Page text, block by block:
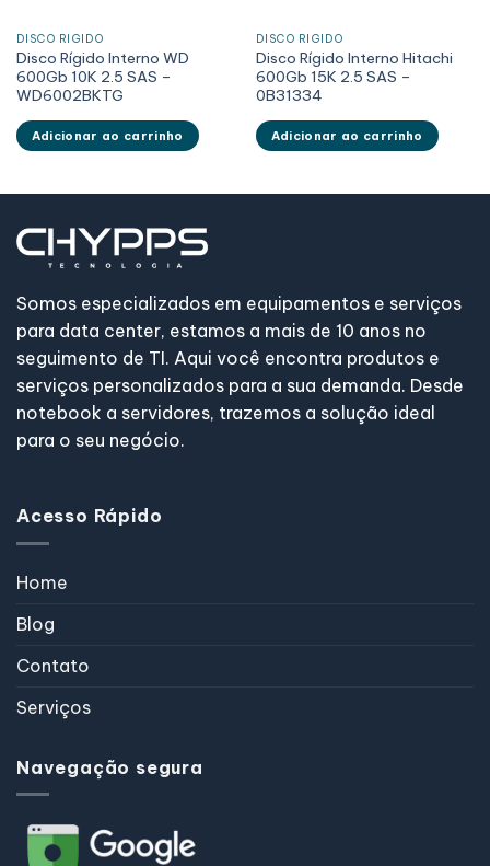
DISCO RÍGIDO
Disco Rígido Interno WD
600Gb 10K 2.5 SAS –
WD6002BKTG
Adicionar ao carrinho
DISCO RÍGIDO
Disco Rígido Interno Hitachi
600Gb 15K 2.5 SAS –
0B31334
Adicionar ao carrinho
Somos especializados em equipamentos e serviços
para data center, estamos a mais de 10 anos no
seguimento de TI. Aqui você encontra produtos e
serviços personalizados para a sua demanda. Desde
notebook a servidores, trazemos a solução ideal
para o seu negócio.
Acesso Rápido
Home
Blog
Contato
Serviços
Navegação segura